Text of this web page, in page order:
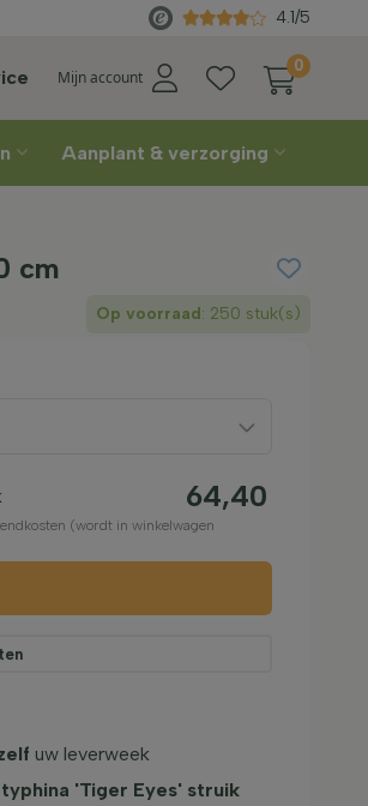
Rechtstreeks
4.1/5
Mijn account
0
Aanplant & verzorging
cm
Op voorraad: 250 stuk(s)
64,40
(wordt in winkelwagen
uw leverweek
typhina 'Tiger Eyes' struik